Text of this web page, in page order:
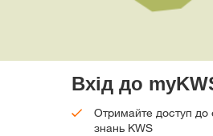
Вхід до
Отримайте доступ до
знань KWS